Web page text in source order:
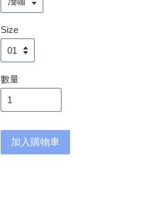
Size
數量
加入購物車